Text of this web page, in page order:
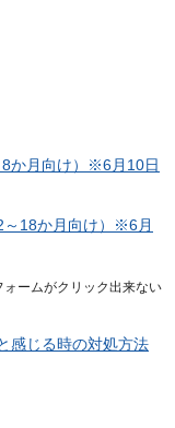
8か月向け）※6月10日
～18か月向け）※6月
ームがクリック出来ない
感じる時の対処方法